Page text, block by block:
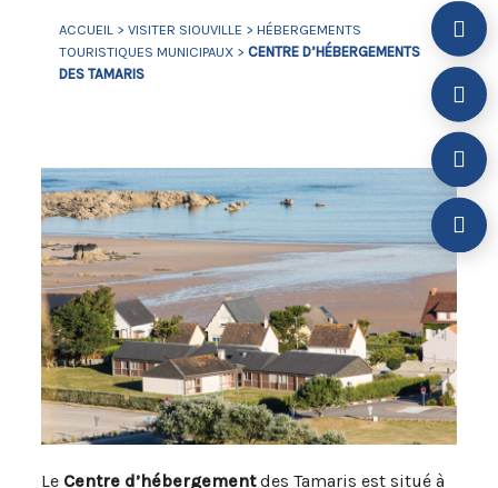
ACCUEIL > VISITER SIOUVILLE > HÉBERGEMENTS
TOURISTIQUES MUNICIPAUX> CENTRE D’HÉBERGEMENTS
DES TAMARIS
Le Centre d’hébergementdes Tamaris est situé à